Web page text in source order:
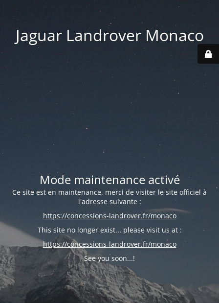
Jaguar Landrover Monaco
Mode maintenance activé
Ce site est en maintenance, merci de visiter le site officiel à
l'adresse suivante :
https://concessions-landrover.fr/monaco
This site no longer exist... please visit us at :
https://concessions-landrover.fr/monaco
See you soon...!